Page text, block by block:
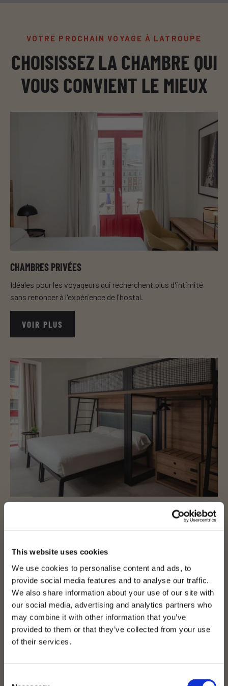
This website uses cookies
We use cookies to personalise content and ads, to
provide social media features and to analyse our traffic.
We also share information about your use of our site with
our social media, advertising and analytics partners who
may combine it with other information that you’ve
provided to them or that they’ve collected from your use
of their services.
VOTRE PROCHAIN VOYAGE À LATROUPE
CHOISISSEZ LA CHAMBRE QUI
VOUS CONVIENT LE MIEUX
CHAMBRES PRIVÉES
Idéales pour les voyageurs qui recherchent plus d'intimité
sans renoncer à l'expérience de l'hostal.
VOIR PLUS
familles de 3 ou 4 personnes.
VOIR PLUS